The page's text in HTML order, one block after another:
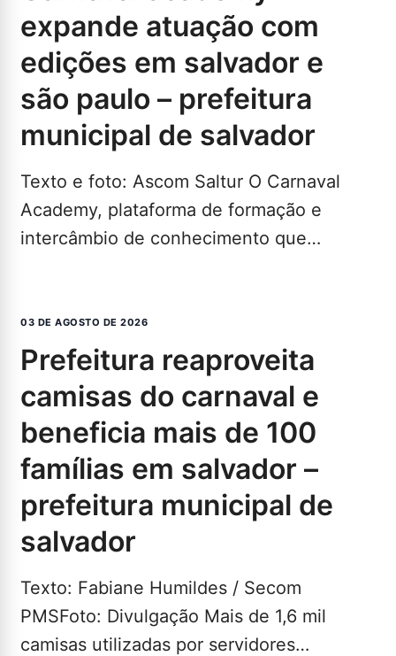
expande atuação com
edições em salvador e
são paulo – prefeitura
municipal de salvador
Texto e foto: Ascom Saltur O Carnaval
Academy, plataforma de formação e
intercâmbio de conhecimento que
03 DE AGOSTO DE 2026
prefeitura reaproveita
camisas do carnaval e
beneficia mais de 100
famílias em salvador –
prefeitura municipal de
salvador
Texto: Fabiane Humildes / Secom
PMSFoto: Divulgação Mais de 1,6 mil
camisas utilizadas por servidores